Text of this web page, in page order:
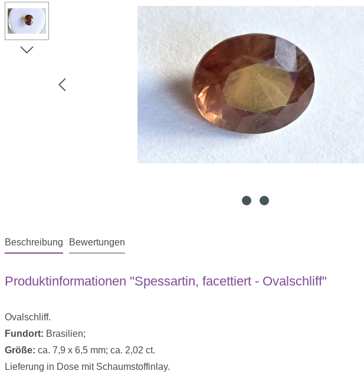
Beschreibung Bewertungen
Produktinformationen "Spessartin, facettiert - Ovalschliff"
Ovalschliff.
Fundort: Brasilien;
Größe: ca. 7,9 x 6,5 mm; ca. 2,02 ct.
Lieferung in Dose mit Schaumstoffinlay.